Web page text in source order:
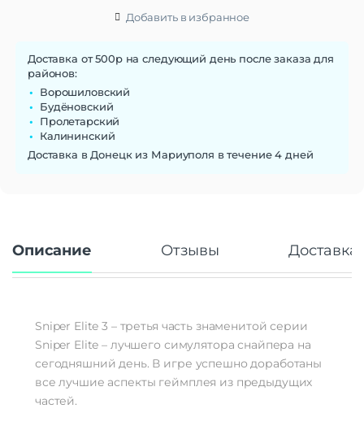
Добавить в избранное
Доставка от 500р на следующий день после заказа для
районов:
Ворошиловский
Будёновский
Пролетарский
Калининский
Доставка в Донецк из Мариуполя в течение 4 дней
Описание Отзывы Доставка
Sniper Elite 3 – третья часть знаменитой серии
Sniper Elite – лучшего симулятора снайпера на
сегодняшний день. В игре успешно доработаны
все лучшие аспекты геймплея из предыдущих
частей.